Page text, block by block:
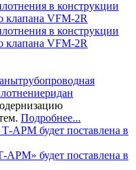
в конструкции
клапана VFM-2R
трубопроводная
ридан
Подробнее...
будет поставлена в